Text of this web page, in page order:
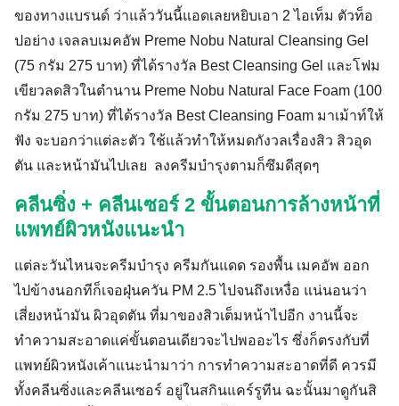
ของทางแบรนด์ ว่าแล้ววันนี้แอดเลยหยิบเอา 2 ไอเท็ม ตัวท็อ
ปอย่าง เจลลบเมคอัพ Preme Nobu Natural Cleansing Gel
(75 กรัม 275 บาท) ที่ได้รางวัล Best Cleansing Gel และโฟม
เขียวลดสิวในตำนาน Preme Nobu Natural Face Foam (100
กรัม 275 บาท) ที่ได้รางวัล Best Cleansing Foam มาเม้าท์ให้
ฟัง จะบอกว่าแต่ละตัว ใช้แล้วทำให้หมดกังวลเรื่องสิว สิวอุด
ตัน และหน้ามันไปเลย ลงครีมบำรุงตามก็ซึมดีสุดๆ
คลีนซิ่ง + คลีนเซอร์ 2 ขั้นตอนการล้างหน้าที่
แพทย์ผิวหนังแนะนำ
แต่ละวันไหนจะครีมบำรุง ครีมกันแดด รองพื้น เมคอัพ ออก
ไปข้างนอกทีก็เจอฝุ่นควัน PM 2.5 ไปจนถึงเหงื่อ แน่นอนว่า
เสี่ยงหน้ามัน ผิวอุดตัน ที่มาของสิวเต็มหน้าไปอีก งานนี้จะ
ทำความสะอาดแค่ขั้นตอนเดียวจะไปพออะไร ซึ่งก็ตรงกับที่
แพทย์ผิวหนังเค้าแนะนำมาว่า การทำความสะอาดที่ดี ควรมี
ทั้งคลีนซิ่งและคลีนเซอร์ อยู่ในสกินแคร์รูทีน ฉะนั้นมาดูกันสิ